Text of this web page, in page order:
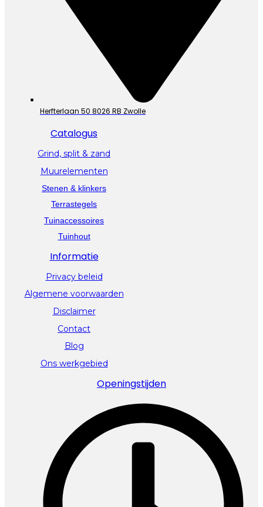
Herfterlaan 50 8026 RB Zwolle
Catalogus
Grind, split & zand
Muurelementen
Stenen & klinkers
Terrastegels
Tuinaccessoires
Tuinhout
Informatie
Privacy beleid
Algemene voorwaarden
Disclaimer
Contact
Blog
Ons werkgebied
Openingstijden